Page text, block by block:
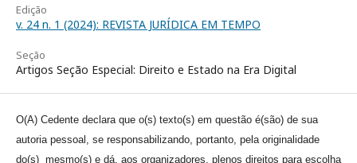
Edição
v. 24 n. 1 (2024): REVISTA JURÍDICA EM TEMPO
Seção
Artigos Seção Especial: Direito e Estado na Era Digital
O(A) Cedente declara que o(s) texto(s) em questão é(são) de sua
autoria pessoal, se responsabilizando, portanto, pela originalidade
do(s) mesmo(s) e dá, aos organizadores, plenos direitos para escolha